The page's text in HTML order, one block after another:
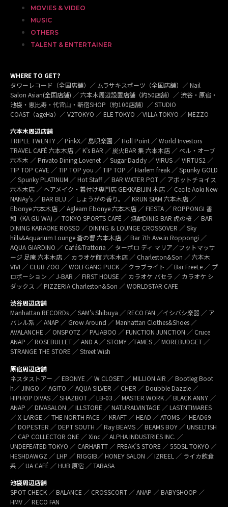
MOVIES & VIDEO
MUSIC
OTHERS
TALENT & ENTERTAINER
WHERE TO GET?
タワーレコード（全国店舗）／ ムラサキスポーツ（全国店舗）／ Nail
Salon Asian(全国店舗) ／ 六本木周辺設置店舗（約50店舗）／ 渋谷・原宿・
池袋・恵比寿・代官山・新宿SHOP（約100店舗）／ STUDIO
COAST（ageHa）／ V2TOKYO ／ ELE TOKYO ／VILLA TOKYO ／ MEZZO
六本木周辺店舗
TRIPLE TWENTY ／ PinkX／ 島唄楽園 ／ Holl Point ／ World Investors
TRAVEL CAFÉ 六本木店 ／ K’s BAR ／ 炭火BAR 集 六本木店 ／ ベル・オーブ
六本木 ／ Privato Dining Lovenet ／ Sugar Daddy ／ VIRUS ／ VIRTUS2 ／
TIP TOP CAVE ／ TIP TOP you ／ TIP TOP ／ Harlem freak ／ Spunky GOLD
／ Spunky PLATINUM ／ Hot Staff ／ BAR WATER POT ／ アボットチョイス
六本木店 ／ ヘアメイク・着付け専門店 GEKKABIJIN 本店 ／ Cecile Aoki New
NANAy’s ／ BAR BLU ／ しょうがの香り。／ KRUN SIAM 六本木店 ／
Ebonye 六本木店 ／ Agleam Ebonye 六本木店 ／ FIESTA ／ ROPPONGI 香
和（KA GU WA) ／ TOKYO SPORTS CAFÉ ／ 焼酎DINIG BAR 虎の桜 ／ BAR
DINING KARAOKE ROSSO ／ DINING & LOUNGE CROSSOVER ／ Sky
hills&Aquarium Lounge 蒼の響 六本木店 ／ Bar 7th Ave.in Roppongi ／
AQUA GIARDINO ／ Café&Trattoria ／ ターボロ ディ マリア／フットマッサ
ージ 足庵 六本木店 ／ カラオケ館 六本木店 ／ Charleston&Son ／ 六本木
VIVI ／ CLUB ZOO ／ WOLFGANG PUCK ／ クラブライト ／ Bar FreeLe ／ プ
ロポーション ／ J-BAR ／ FIRST HOUSE ／ カラオケ パセラ ／ カラオケ シ
ダックス ／ PIZZERIA Charleston&Son ／ WORLDSTAR CAFE
渋谷周辺店舗
Manhattan RECORDs ／ SAM’s Shibuya ／ RECO FAN ／イシバシ楽器 ／ ア
パレル系 ／ ANAP ／ Grow Around ／ Manhattan Clothes&Shoes ／
AVALANCHE ／ ONSPOTZ ／ PAJABOO ／ FUNCTION JUNCTION ／ Cruce
ANAP ／ ROSEBULLET ／ AND A ／ STOMY ／FAMES ／ MOREBUDGET ／
STRANGE THE STORE ／ Street Wish
原宿周辺店舗
ネスタストアー ／ EBONYE ／ W CLOSET ／ MILLION AIR ／ Bootleg Boot
h／ JINGO ／ AGITO ／ AQUA SILVER ／ CHER ／ Doubble Dazzle ／
HIPHOP DIVAS ／ SHAZBOT ／ LB-03 ／ MASTER WORK ／ BLACK ANNY ／
ANAP ／ DIVASALON ／ ILLSTORE ／ NATURALVINTAGE ／ LASTNTIMARES
／ X-LARGE ／ THE NORTH FACE ／ KRAFT ／ HEAD ／ ATOMS ／ HEAD69
／ DOPESTER ／ DEPT SOUTH ／ Ray BEAMS ／ BEAMS BOY ／ UNSELTISH
／ CAP COLLECTOR ONE ／ Xinc ／ ALPHA INDUSTRIES INC. ／
UNDEFEATED TOKYO ／ CARHARTT ／ FREAK’S STORE ／ 55DSL TOKYO ／
HESHDAWGZ ／ LHP ／ RIGGIB／ HONEY SALON ／ IZREEL ／ ライカ飲食
系 ／ UA CAFÉ ／ HUB 原宿 ／ TABASA
池袋周辺店舗
SPOT CHECK ／ BALANCE ／ CROSSCORT ／ ANAP ／ BABYSHOOP ／
HMV ／ RECO FAN